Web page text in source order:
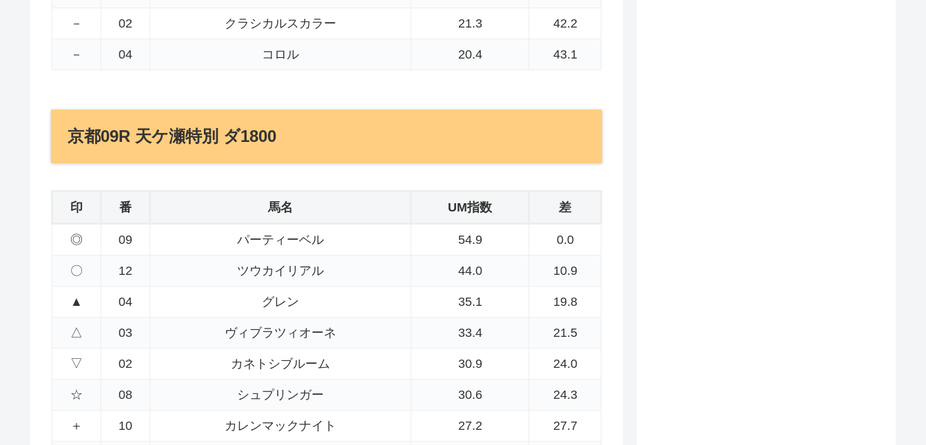
－ 02 クラシカルスカラー 21.3 42.2
－ 04 コロル 20.4 43.1
京都09R 天ケ瀬特別 ダ1800
印 番 馬名 UM指数 差
◎ 09 パーティーベル 54.9 0.0
〇 12 ツウカイリアル 44.0 10.9
▲ 04 グレン 35.1 19.8
△ 03 ヴィブラツィオーネ 33.4 21.5
▽ 02 カネトシブルーム 30.9 24.0
☆ 08 シュプリンガー 30.6 24.3
＋ 10 カレンマックナイト 27.2 27.7